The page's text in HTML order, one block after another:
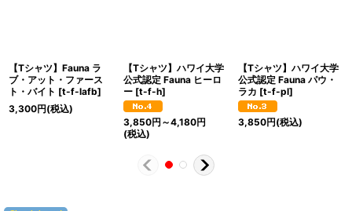
【Tシャツ】Fauna ラ
ブ・アット・ファース
ト・バイト [t-f-lafb]
3,300円(税込)
【Tシャツ】ハワイ大学
公式認定 Fauna ヒーロ
ー [t-f-h]
3,850円 ～4,180円
(税込)
【Tシャツ】ハワイ大学
公式認定 Fauna パウ・
ラカ [t-f-pl]
3,850円(税込)